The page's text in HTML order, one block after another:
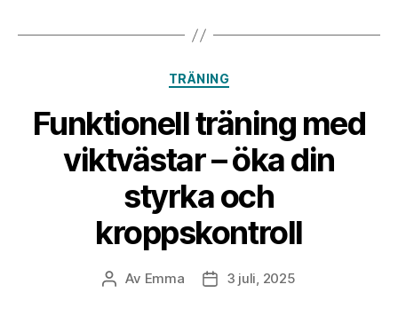
Kategorier
TRÄNING
Funktionell träning med
viktvästar – öka din
styrka och
kroppskontroll
Inläggsförfattare
Av Emma Inläggsdatum
3 juli, 2025